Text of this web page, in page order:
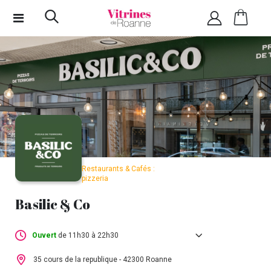
Restaurants & Cafés :
pizzeria
Basilic & Co
Ouvert de 11h30 à 22h30
Lundi : 11h30 - 22h00
35 cours de la republique - 42300 Roanne